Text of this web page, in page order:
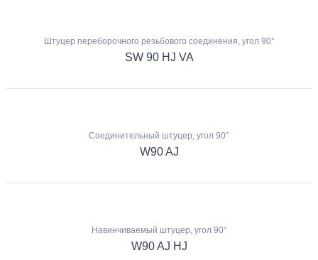
Штуцер переборочного резьбового соединения, угол 90°
SW 90 HJ VA
Соединительный штуцер, угол 90°
W90 AJ
Навинчиваемый штуцер, угол 90°
W90 AJ HJ